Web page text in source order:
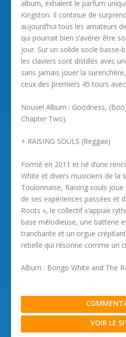
album, exhalent le parfum
Kingston. Il continue de
aujourd’hui tous les amateurs
qui pourrait bien s’avérer être
jour. Sur un solide socle basse-
les claviers sont distillés avec
sans jamais jouer la
ceux des premiers 45 tours
Nouvel Album : Goodness,
Chapter Two).
+ RAISING SOULS (Reggae)
Formé en 2011 et né d’une
White et divers musiciens de la
Toulonnaise, Raising souls
de ses expériences passées et
Roots », le collectif s’appuie
base mélodieuse, une batterie
tranchante et un orgue
rebelle qui résonne comme un
Album : Bongo White and The
VOIR LE